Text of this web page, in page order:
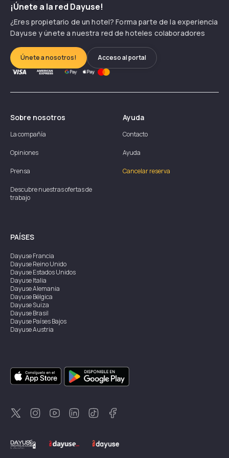
¡Únete a la red Dayuse!
¿Eres propietario de un hotel? Forma parte de la experiencia
Dayuse y únete a nuestra red de hoteles colaboradores
Únete a nosotros! Acceso al portal
Sobre nosotros
La compañía
Opiniones
Prensa
Descubre nuestras ofertas de
trabajo
Ayuda
Contacto
Ayuda
Cancelar reserva
PAÍSES
DayuseFrancia
DayuseReino Unido
DayuseEstados Unidos
DayuseItalia
DayuseAlemania
DayuseBélgica
DayuseSuiza
DayuseBrasil
DayusePaíses Bajos
DayuseAustria
DayuseSingapur
DayuseSuecia
DayuseTailandia
DayuseNueva Zelanda
DayuseTurquía